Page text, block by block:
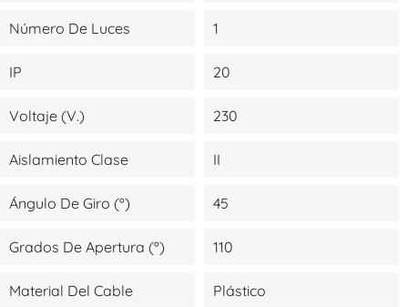
Número De Luces 1
IP 20
Voltaje (V.) 230
Aislamiento Clase II
Ángulo De Giro (º) 45
Grados De Apertura (º) 110
Material Del Cable Plástico